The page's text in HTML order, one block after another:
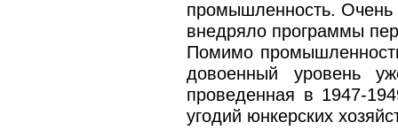
промышленность. Очень
внедряло программы
Помимо
довоенный уровень
проведенная в 1947-
угодий юнкерских